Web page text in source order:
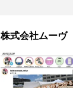
株式会社ムーヴ